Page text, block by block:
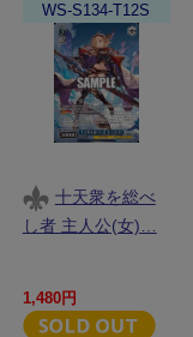
WS-S134-T12S
十天衆を総べ
し者 主人公(女)…
1,480円